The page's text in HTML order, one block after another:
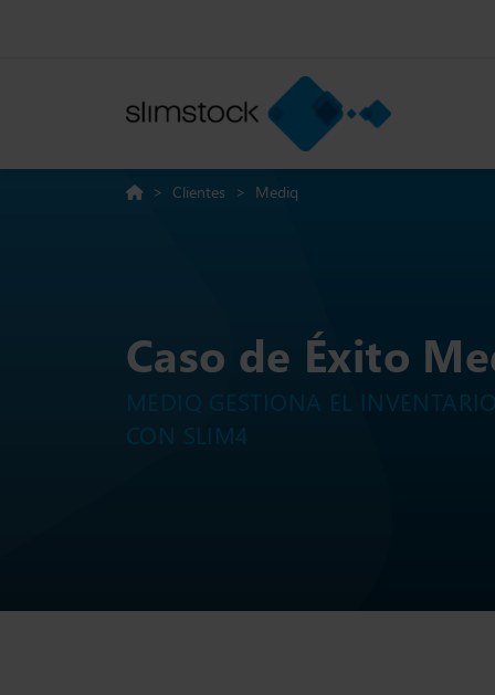
> Clientes > Mediq
Caso de Éxito
MEDIQ GESTIONA EL
CON SLIM4